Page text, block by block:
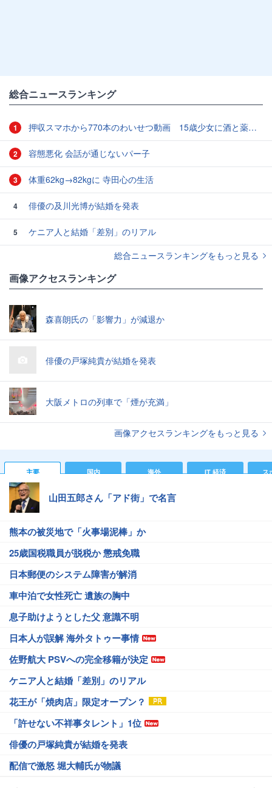
総合ニュースランキング
1 押収スマホから770本のわいせつ動画 15歳少女に酒と薬飲ませ性的暴行か 54歳男を再逮捕 「薬もありますよ」とSNSで誘い出し
2 容態悪化 会話が通じないパー子
3 体重62kg→82kgに 寺田心の生活
4 俳優の及川光博が結婚を発表
5
ケニア人と結婚「差別」のリアル
総合ニュースランキングをもっと見る
画像アクセスランキング
森喜朗氏の「影響力」が減退か
俳優の戸塚純貴が結婚を発表
大阪メトロの列車で「煙が充満」
画像アクセスランキングをもっと見る
主要 国内 海外 IT 経済 ス
山田五郎さん「アド街」で名言
熊本の被災地で「火事場泥棒」か
25歳国税職員が脱税か 懲戒免職
日本郵便のシステム障害が解消
車中泊で女性死亡 遺族の胸中
息子助けようとした父 意識不明
日本人が誤解 海外タトゥー事情
佐野航大 PSVへの完全移籍が決定
ケニア人と結婚「差別」のリアル
花王が「焼肉店」限定オープン？
「許せない不祥事タレント」1位
俳優の戸塚純貴が結婚を発表
配信で激怒 堀大輔氏が物議